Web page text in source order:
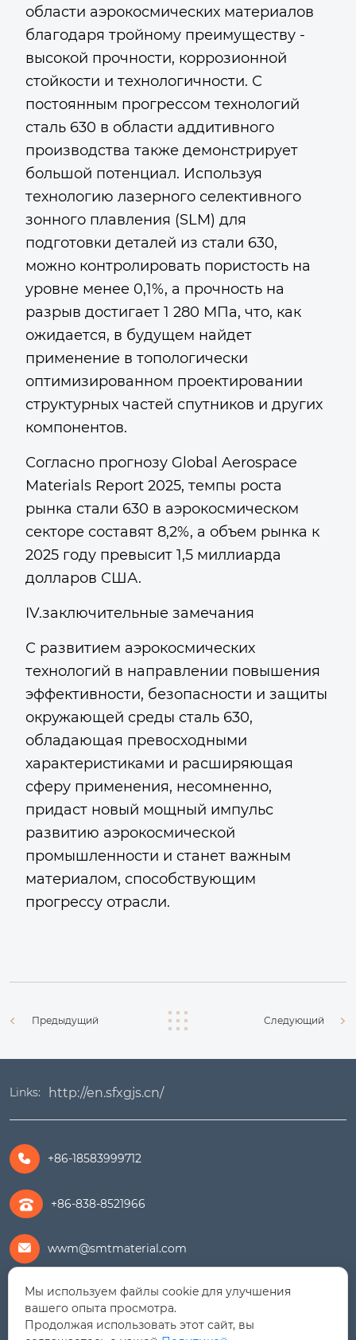
области аэрокосмических материалов
благодаря тройному преимуществу -
высокой прочности, коррозионной
стойкости и технологичности. С
постоянным прогрессом технологий
сталь 630 в области аддитивного
производства также демонстрирует
большой потенциал. Используя
технологию лазерного селективного
зонного плавления (SLM) для
подготовки деталей из стали 630,
можно контролировать пористость на
уровне менее 0,1%, а прочность на
разрыв достигает 1 280 МПа, что, как
ожидается, в будущем найдет
применение в топологически
оптимизированном проектировании
структурных частей спутников и других
компонентов.
Согласно прогнозу Global Aerospace
Materials Report 2025, темпы роста
рынка стали 630 в аэрокосмическом
секторе составят 8,2%, а объем рынка к
2025 году превысит 1,5 миллиарда
долларов США.
IV.заключительные замечания
С развитием аэрокосмических
технологий в направлении повышения
эффективности, безопасности и защиты
окружающей среды сталь 630,
обладающая превосходными
характеристиками и расширяющая
сферу применения, несомненно,
придаст новый мощный импульс
развитию аэрокосмической
промышленности и станет важным
материалом, способствующим
прогрессу отрасли.
Предыдущий Следующий
Links: http://en.sfxgjs.cn/
 +86-18583999712
+86-838-8521966
 wwm@smtmaterial.com
 279391575@qq.com
Мы используем файлы cookie для улучшения
вашего опыта просмотра.
Продолжая использовать этот сайт, вы